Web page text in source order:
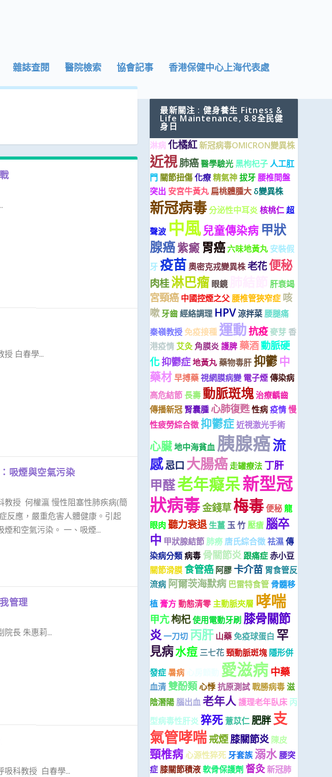
雜誌查閱 醫院檢索 協會記事 香港保健中心上海代表處
白春學...
吸煙與空氣污染
教授 何權瀛 慢性阻塞性肺疾病(簡
反應，嚴重危害人體健康。引起
和空氣污染。 一、吸煙...
管理
長 朱惠莉...
吸科教授 白春學...
最新關注 : 健身養生 Fitness &
Life Maintenance, 8.8全民健
身日
淋病化橘紅新冠病毒OMICRON變異株
近視肺癌醫學驗光 黑枸杞子人工肛
門 關節扭傷化療精氣神拔牙 腰椎間盤
突出 安宮牛黃丸 扁桃體腫大 δ變異株
新冠病毒分泌性中耳炎 核桃仁超
聲波 中風 兒童傳染病 甲狀
腺癌紫癜 胃癌 六味地黃丸 安裝假
牙疫苗奧密克戎變異株老花便秘
肉桂淋巴瘤 眼鏡 肝衰竭
宮頸癌 中國控煙之父腰椎管狹窄症 咳
嗽牙齒經絡調理 HPV涼拌菜 腰腿痛
秦嶺教授免疫接種 運動抗疫 麥芽 香
港疫情 艾灸 角膜炎護脾藥酒動脈硬
化抑鬱症地黃丸 藥物毒肝 抑鬱中
藥材早搏藥視網膜病變 電子煙傳染病
高危結節 長壽 動脈斑塊治療齲齒
傳播新冠 腎囊腫 心肺復甦性病疫情慢
性疲勞綜合徵 抑鬱症近視激光手術
心臟地中海貧血 胰腺癌流
感忌口 大腸癌 走罐療法 丁肝
甲醛老年癡呆新型冠
狀病毒金錢草梅毒便秘龍
眼肉聽力衰退 生薑 玉 竹壓瘡 腦卒
中 甲狀腺結節 肺癆 唐氏綜合徵祛濕傳
染病分類病毒 骨關節炎跟痛症赤小豆
關節滑膜食管癌 阿膠 卡介苗 胃食管反
流病 阿爾茨海默病 巴雷特食管 骨髓移
植 膏方動態清零 主動脈夾層 哮喘
甲亢枸杞使用電動牙刷 膝骨關節
炎一刀切 丙肝 山藥免疫球蛋白 罕
見病水痘 三七花頸動脈斑塊 隱形併
發症暑病 愛滋病中藥
血清雙酚類心悸抗原測試戰勝病毒滋
陰潛陽 腦出血老年人護理老年臥床 丙
型病毒性肝炎 猝死 薏苡仁 肥胖支
氣管哮喘戒煙膝關節炎 陳皮
頸椎病 心源性猝死牙套族 溺水 腰突
症膝關節積液軟骨保護劑 督灸新冠肺